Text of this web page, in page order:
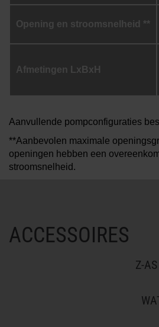
Opening en stroomsnelheid **
Afmetingen LxBxH
Aanvullende pompconfiguraties
**Aanbevolen maximale
openingen hebben een
stroomsnelheid.
ACCESSOIRES
Z-